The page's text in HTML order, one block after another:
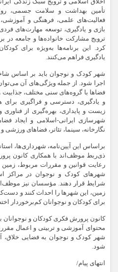
اخلاق اسلامی و ترویج سبک زندگی
تأمین بهداشت و سلامت جسمی،
فعالیت‌های علمی، فرهنگی و
بازی و یادگیری، توسعه مهارت‌های
ترویج مشارکت خانواده‌ها و جامعه در
کرد. این برنامه‌ها به‌ویژه برای
یادگیری فراهم می‌کنند.
شهر کودک و نوجوان باید بر اساس
اجرا شود. از جمله ویژگی‌های آن
فضاها با گروه‌های سنی مختلف،
و یادگیری، دسترسی و فراگیری
زیست و پایداری، بهره‌گیری از
شهرسازی ایرانی-اسلامی و ایجاد
نگارخانه، سینما، تئاتر، فضاهای ورزشی
براساس این آیین‌نامه، شهرداری‌ها،
ذی‌ربط موظف‌اند با همکاری کانون
رعایت قوانین و مقررات مربوط،
شهرهای کودک و نوجوان در مراکز
شرایط قرار دهند. مؤسسان نیز
زمین، این شهرها را احداث کنند و
برای کودکان و نوجوانان کم‌برخوردار
کانون پرورش فکری کودکان و
محتوای آموزشی و تربیتی و اعمال
شهر کودک و نوجوان به فضایی خلاق،
شود.
انتهای پیام/